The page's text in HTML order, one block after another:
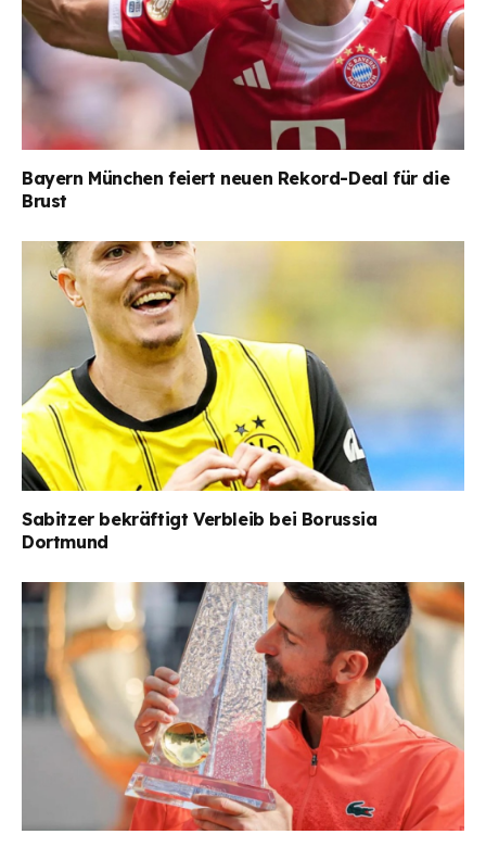
Bayern München feiert neuen Rekord-Deal für die
Brust
Sabitzer bekräftigt Verbleib bei Borussia
Dortmund